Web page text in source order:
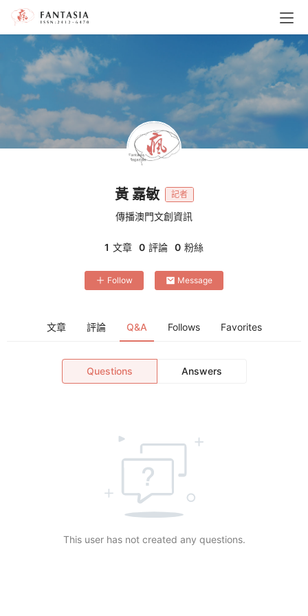
黃 嘉敏 記者
傳播澳門文創資訊
1 文章 0 評論 0 粉絲
Follow Message
文章 評論 Q&A Follows Favorites
Questions Answers
This user has not created any questions.